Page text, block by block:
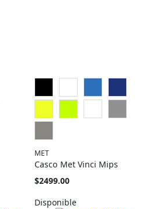
MET
Casco Met Vinci Mips
Tan
como
$2499.00
Disponible